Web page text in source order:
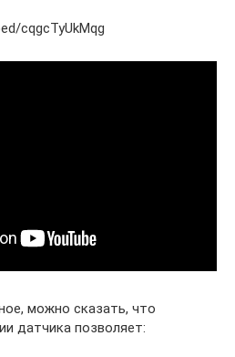
cqgcTyUkMqg
можно сказать, что
датчика позволяет: